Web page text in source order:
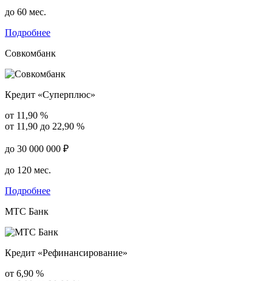
до 60 мес.
Подробнее
Совкомбанк
Кредит «Суперплюс»
от 11,90 %
от 11,90 до 22,90 %
до 30 000 000 ₽
до 120 мес.
Подробнее
МТС Банк
Кредит «Рефинансирование»
от 6,90 %